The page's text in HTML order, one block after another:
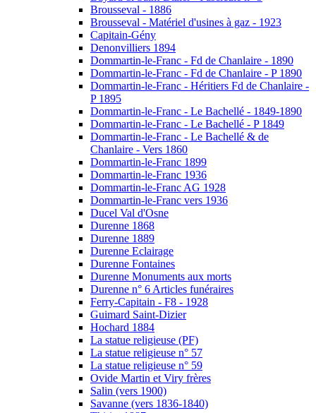
Brousseval - 1886
Brousseval - Matériel d'usines à gaz - 1923
Capitain-Gény
Denonvilliers 1894
Dommartin-le-Franc - Fd de Chanlaire - 1890
Dommartin-le-Franc - Fd de Chanlaire - P 1890
Dommartin-le-Franc - Héritiers Fd de Chanlaire -
P 1895
Dommartin-le-Franc - Le Bachellé - 1849-1890
Dommartin-le-Franc - Le Bachellé - P 1849
Dommartin-le-Franc - Le Bachellé & de
Chanlaire - Vers 1860
Dommartin-le-Franc 1899
Dommartin-le-Franc 1936
Dommartin-le-Franc AG 1928
Dommartin-le-Franc vers 1936
Ducel Val d'Osne
Durenne 1868
Durenne 1889
Durenne Eclairage
Durenne Fontaines
Durenne Monuments aux morts
Durenne n° 6 Articles funéraires
Ferry-Capitain - F8 - 1928
Guimard Saint-Dizier
Hochard 1884
La statue religieuse (PF)
La statue religieuse n° 57
La statue religieuse n° 59
Ovide Martin et Viry frères
Salin (vers 1900)
Savanne (vers 1836-1840)